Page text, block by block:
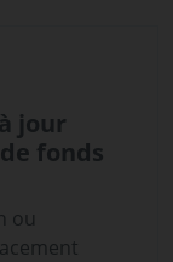
jour
fonds
ou